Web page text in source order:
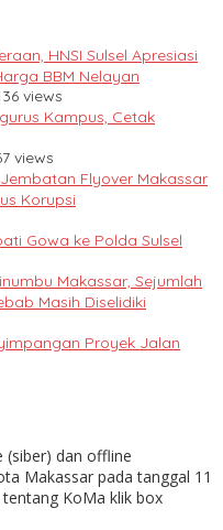
HNSI Sulsel Apresiasi
BBM Nelayan
views
Kampus, Cetak
views
Flyover Makassar
Korupsi
Gowa ke Polda Sulsel
Makassar, Sejumlah
Masih Diselidiki
Proyek Jalan
(siber) dan offline
Makassar pada tanggal 11
tentang KoMa klik box